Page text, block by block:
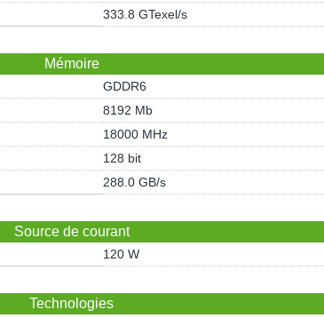
333.8 GTexel/s
Mémoire
GDDR6
8192 Mb
18000 MHz
128 bit
288.0 GB/s
Source de courant
120 W
Technologies